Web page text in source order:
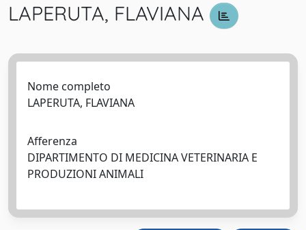
LAPERUTA, FLAVIANA
Nome completo
LAPERUTA, FLAVIANA
Afferenza
DIPARTIMENTO DI MEDICINA VETERINARIA E
PRODUZIONI ANIMALI